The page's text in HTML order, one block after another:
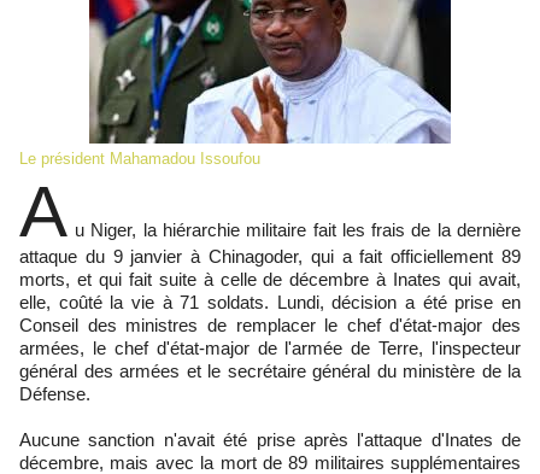
Le président Mahamadou Issoufou
A u Niger, la hiérarchie militaire fait les frais de la dernière
attaque du 9 janvier à Chinagoder, qui a fait officiellement 89
morts, et qui fait suite à celle de décembre à Inates qui avait,
elle, coûté la vie à 71 soldats. Lundi, décision a été prise en
Conseil des ministres de remplacer le chef d'état-major des
armées, le chef d'état-major de l'armée de Terre, l'inspecteur
général des armées et le secrétaire général du ministère de la
Défense.
Aucune sanction n'avait été prise après l'attaque d'Inates de
décembre, mais avec la mort de 89 militaires supplémentaires